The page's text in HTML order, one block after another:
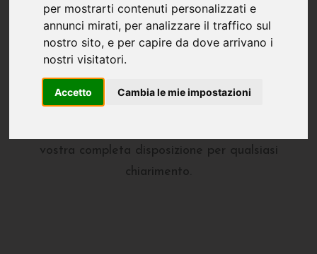
per mostrarti contenuti personalizzati e
annunci mirati, per analizzare il traffico sul
nostro sito, e per capire da dove arrivano i
nostri visitatori.
Accetto Cambia le mie impostazioni
D’OCCHIO
All’Hotel Walther il benessere è di casa. Fate in
modo che diventi anche il vostro “buen retiro”
temporaneo. Tutto quello che dovreste sapere.
vostra completa disposizione per qualsiasi
chiarimento.